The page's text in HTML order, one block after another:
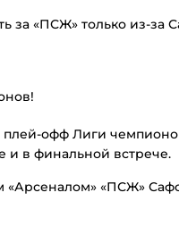
за «ПСЖ» только из-за
плей-офф Лиги
и в финальной встрече.
«ПСЖ»